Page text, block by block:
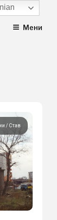
Мени
Став